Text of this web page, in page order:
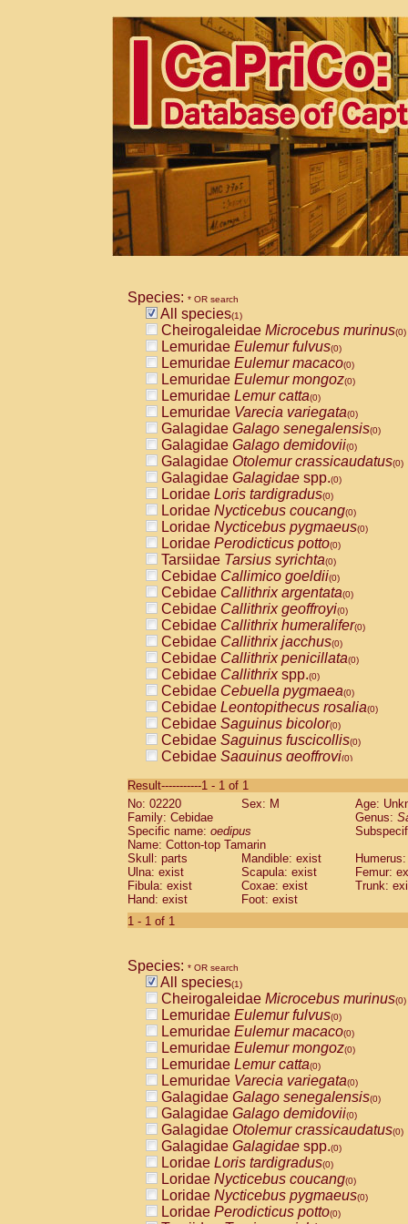
Species: * OR search
All species(1)
Cheirogaleidae Microcebus murinus(0)
Lemuridae Eulemur fulvus(0)
Lemuridae Eulemur macaco(0)
Lemuridae Eulemur mongoz(0)
Lemuridae Lemur catta(0)
Lemuridae Varecia variegata(0)
Galagidae Galago senegalensis(0)
Galagidae Galago demidovii(0)
Galagidae Otolemur crassicaudatus(0)
Galagidae Galagidae spp.(0)
Loridae Loris tardigradus(0)
Loridae Nycticebus coucang(0)
Loridae Nycticebus pygmaeus(0)
Loridae Perodicticus potto(0)
Tarsiidae Tarsius syrichta(0)
Cebidae Callimico goeldii(0)
Cebidae Callithrix argentata(0)
Cebidae Callithrix geoffroyi(0)
Cebidae Callithrix humeralifer(0)
Cebidae Callithrix jacchus(0)
Cebidae Callithrix penicillata(0)
Cebidae Callithrixspp.(0)
Cebidae Cebuella pygmaea(0)
Cebidae Leontopithecus rosalia(0)
Cebidae Saguinus bicolor(0)
Cebidae Saguinus fuscicollis(0)
Cebidae Saguinus geoffroyi(0)
CebidaeSaguinus labiatus(0)
Cebidae Saguinus leucopus (0)
Cebidae
CebidaeSaguinus mystax
Cebidae Saguinus nigricollis (0)
Cebidae Saguinus oedipus
Cebidae Saguinus weddelli
Cebidae Saguinusspp.
Cebidae
CebidaeCebus capucinus
CebidaeCebus nigrivittatus
CebidaeCebus spp.(0)
CebidaeSaimiri boliviensis(0)
CebidaeSaimiri sciureus(0)
AtelidaeAlouatta caraya(0)
AtelidaeAlouatta fusca(0)
AtelidaeAlouatta seniculus(0)
AtelidaeAlouattaspp.(0)
AtelidaeAteles belzebuth(0)
AtelidaeAteles geoffroyi(0)
AtelidaeAteles paniscus(0)
AtelidaeAtelesspp.(0)
AtelidaeLagothrix lagothricha(0)
AtelidaeLagothrix lagothricha cana
PitheciidaeCacajao calvus
Result-----------1 - 1 of 1
No: 02220
Sex: M
Age:
Family: Cebidae
Genus:
Specific name: oedipus
Name: Cotton-top Tamarin
Skull: parts
Mandible: exist
Ulna: exist
Scapula: exist
Femur:
Fibula: exist
Coxae: exist
Trunk:
Hand: exist
Foot: exist
1 - 1 of 1
Species: * OR search
All species(1)
Cheirogaleidae Microcebus murinus(0)
Lemuridae Eulemur fulvus(0)
Lemuridae Eulemur macaco(0)
Lemuridae Eulemur mongoz(0)
Lemuridae Lemur catta(0)
Lemuridae Varecia variegata(0)
Galagidae Galago senegalensis(0)
Galagidae Galago demidovii(0)
Galagidae Otolemur crassicaudatus(0)
Galagidae Galagidae spp.(0)
Loridae Loris tardigradus(0)
Loridae Nycticebus coucang(0)
Loridae Nycticebus pygmaeus(0)
Loridae Perodicticus potto(0)